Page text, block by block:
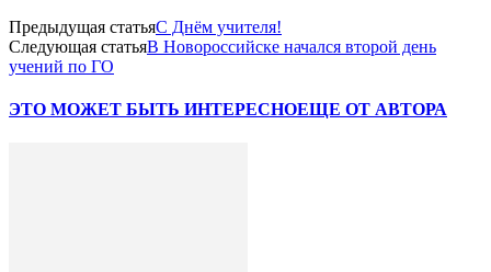
Предыдущая статьяС Днём учителя!
Следующая статьяВ Новороссийске начался второй день
учений по ГО
ЭТО МОЖЕТ БЫТЬ ИНТЕРЕСНОЕЩЕ ОТ АВТОРА